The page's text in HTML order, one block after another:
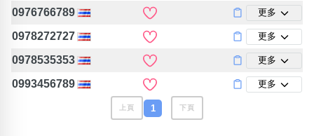
0976766789 更多
0978272727 更多
0978535353 更多
0993456789 更多
上頁 1 下頁